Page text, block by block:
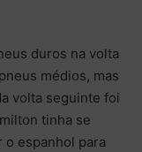
duros na volta
médios, mas
volta seguinte foi
tinha se
o espanhol para